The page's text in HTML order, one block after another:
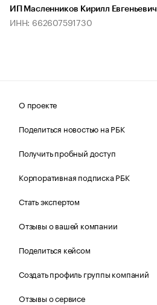
ИП Масленников Кирилл Евгеньевич
ИНН: 662607591730
О проекте
Поделиться новостью на РБК
Получить пробный доступ
Корпоративная подписка РБК
Стать экспертом
Отзывы о вашей компании
Поделиться кейсом
Создать профиль группы компаний
Отзывы о сервисе